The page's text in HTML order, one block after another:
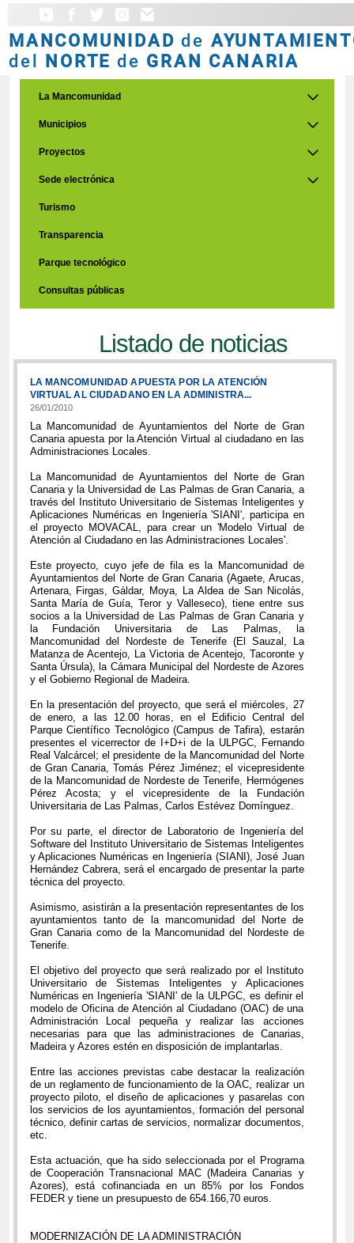
MANCOMUNIDAD de
del NORTE de GRAN CANARIA
La Mancomunidad
Municipios
Proyectos
Sede electrónica
Turismo
Transparencia
Parque tecnológico
Consultas públicas
Listado de noticias
LA MANCOMUNIDAD APUESTA POR LA ATENCIÓN
VIRTUAL AL CIUDADANO EN LA ADMINISTRA...
26/01/2010
La Mancomunidad de Ayuntamientos del Norte de Gran
Canaria apuesta por la Atención Virtual al ciudadano en las
Administraciones Locales.
La Mancomunidad de Ayuntamientos del Norte de Gran
Canaria y la Universidad de Las Palmas de Gran Canaria, a
través del Instituto Universitario de Sistemas Inteligentes y
Aplicaciones Numéricas en Ingeniería 'SIANI', participa en
el proyecto MOVACAL, para crear un 'Modelo Virtual de
Atención al Ciudadano en las Administraciones Locales'.
Este proyecto, cuyo jefe de fila es la Mancomunidad de
Ayuntamientos del Norte de Gran Canaria (Agaete, Arucas,
Artenara, Firgas, Gáldar, Moya, La Aldea de San Nicolás,
Santa María de Guía, Teror y Valleseco), tiene entre sus
socios a la Universidad de Las Palmas de Gran Canaria y
la Fundación Universitaria de Las Palmas, la
Mancomunidad del Nordeste de Tenerife (El Sauzal, La
Matanza de Acentejo, La Victoria de Acentejo, Tacoronte y
Santa Úrsula), la Cámara Municipal del Nordeste de Azores
y el Gobierno Regional de Madeira.
En la presentación del proyecto, que será el miércoles, 27
de enero, a las 12.00 horas, en el Edificio Central del
Parque Científico Tecnológico (Campus de Tafira), estarán
presentes el vicerrector de I+D+i de la ULPGC, Fernando
Real Valcárcel; el presidente de la Mancomunidad del Norte
de Gran Canaria, Tomás Pérez Jiménez; el vicepresidente
de la Mancomunidad de Nordeste de Tenerife, Hermógenes
Pérez Acosta; y el vicepresidente de la Fundación
Universitaria de Las Palmas, Carlos Estévez Domínguez.
Por su parte, el director de Laboratorio de Ingeniería del
Software del Instituto Universitario de Sistemas Inteligentes
y Aplicaciones Numéricas en Ingeniería (SIANI), José Juan
Hernández Cabrera, será el encargado de presentar la parte
técnica del proyecto.
Asimismo, asistirán a la presentación representantes de los
ayuntamientos tanto de la mancomunidad del Norte de
Gran Canaria como de la Mancomunidad del Nordeste de
Tenerife.
El objetivo del proyecto que será realizado por el Instituto
Universitario de Sistemas Inteligentes y Aplicaciones
Numéricas en Ingeniería 'SIANI' de la ULPGC, es definir el
modelo de Oficina de Atención al Ciudadano (OAC) de una
Administración Local pequeña y realizar las acciones
necesarias para que las administraciones de Canarias,
Madeira y Azores estén en disposición de implantarlas.
Entre las acciones previstas cabe destacar la realización
de un reglamento de funcionamiento de la OAC, realizar un
proyecto piloto, el diseño de aplicaciones y pasarelas con
los servicios de los ayuntamientos, formación del personal
técnico, definir cartas de servicios, normalizar documentos,
etc.
Esta actuación, que ha sido seleccionada por el Programa
de Cooperación Transnacional MAC (Madeira Canarias y
Azores), está cofinanciada en un 85% por los Fondos
FEDER y tiene un presupuesto de 654.166,70 euros.
MODERNIZACIÓN DE LA ADMINISTRACIÓN